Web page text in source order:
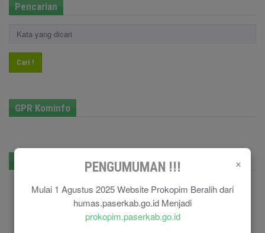
×
PENGUMUMAN !!!
Mulai 1 Agustus 2025 Website Prokopim Beralih dari
humas.paserkab.go.id Menjadi
prokopim.paserkab.go.id
Pencarian
Cari !
GPR Kominfo